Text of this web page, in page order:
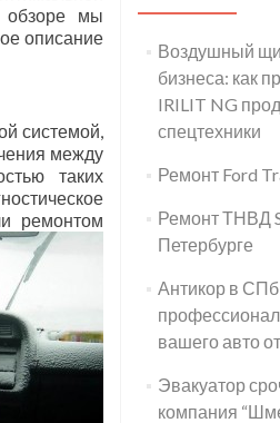
обзоре мы
описание
системой,
между
таких
ремонтом
Воздушный
бизнеса: как
IRILIT NG
спецтехники
Ремонт Ford
Ремонт ТНВД
Петербурге
Антикор в СПб
вашего авто
Эвакуатор
компания